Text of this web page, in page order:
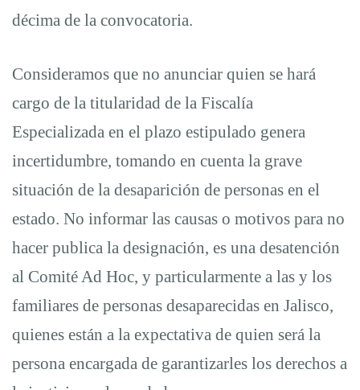
décima de la convocatoria.
Consideramos que no anunciar quien se hará
cargo de la titularidad de la Fiscalía
Especializada en el plazo estipulado genera
incertidumbre, tomando en cuenta la grave
situación de la desaparición de personas en el
estado. No informar las causas o motivos para no
hacer publica la designación, es una desatención
al Comité Ad Hoc, y particularmente a las y los
familiares de personas desaparecidas en Jalisco,
quienes están a la expectativa de quien será la
persona encargada de garantizarles los derechos a